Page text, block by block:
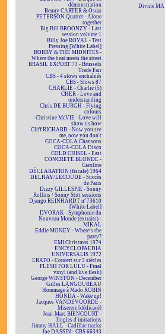
démonstration
Benny CARTER & Oscar
PETERSON Quartet - Alone
together
Big Bill BROONZY - Last
session volume 1
Billy Joe ROYAL - Test
Pressing [White Label]
BOBBY & THE MIDNITES -
Where the beat meets the street
BRASIL EXPORT 73 - Brussels
Trade Fair
CBS - 4 slows enchaînés
CBS - Slows 87
CHARLIE - Charlie (5)
CHER - Love and
understanding
Chris DE BURGH - Flying
colours
Christine McVIE - Love will
show us how
Cliff RICHARD - Now you see
me, now you don't
COCA-COLA Chansons
COCA-COLA Disco
COLD CHISEL - East
CONCRETE BLONDE -
Caroline
DÉCLARATION (fiscale) 1964
DELHAY/LECOUDE - Succès
de Paris
Dizzy GILLESPIE - Sonny
Rollins / Sonny Stitt sessions
Django REINHARDT n°73610
[White Label]
DVORAK - Symphonie du
Nouveau Monde (extraits) -
MIKAL
Eddie MONEY - Where's the
party?
EMI Christmas 1974
ENCYCLOPAEDIA
UNIVERSALIS 1972
ERATO - Concert sur 3 siècles
FLESH FOR LULU - Final
vinyl (and live flesh)
George WINSTON - December
Gilles LANGOUREAU
Hommage à Mado ROBIN
HONDA - Wake up!
Jacques VANDEVOORDE -
Miserere [dédicacé]
Jean-Marc BIENCOURT -
Jingles d'imitations
Jimmy HALL - Cadillac tracks
Joe DASSIN - CBS 66343
Divine